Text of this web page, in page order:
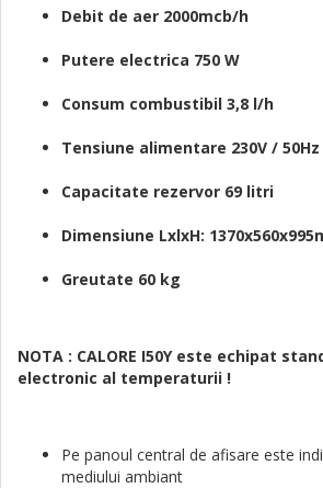
Debit de aer 2000mcb/h
Putere electrica 750 W
Consum combustibil 3,8 l/h
Tensiune alimentare 230V / 50Hz
Capacitate rezervor 69 litri
Dimensiune LxlxH:
Greutate 60 kg
NOTA : CALORE I50Y este echipat
electronic al temperaturii !
Pe panoul central de afisare este
mediului ambiant